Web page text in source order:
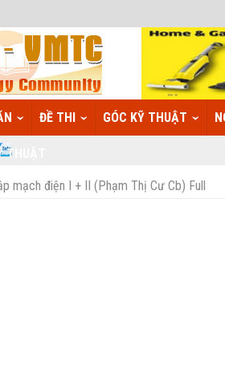
ĐỀ THI GÓC KỸ THUẬT
mạch điện I + II (Phạm Thị Cư Cb) Full